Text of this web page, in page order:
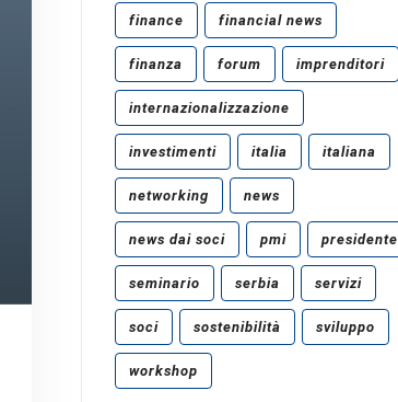
finance financial news
finanza forum imprenditori
internazionalizzazione
investimenti italia italiana
networking news
news dai soci pmi presidente
seminario serbia servizi
soci sostenibilità sviluppo
workshop